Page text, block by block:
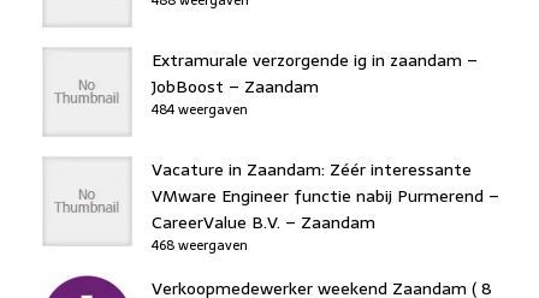
Extramurale verzorgende ig in zaandam –
JobBoost – Zaandam
484 weergaven
Vacature in Zaandam: Zéér interessante
VMware Engineer functie nabij Purmerend –
CareerValue B.V. – Zaandam
468 weergaven
Verkoopmedewerker weekend Zaandam ( 8